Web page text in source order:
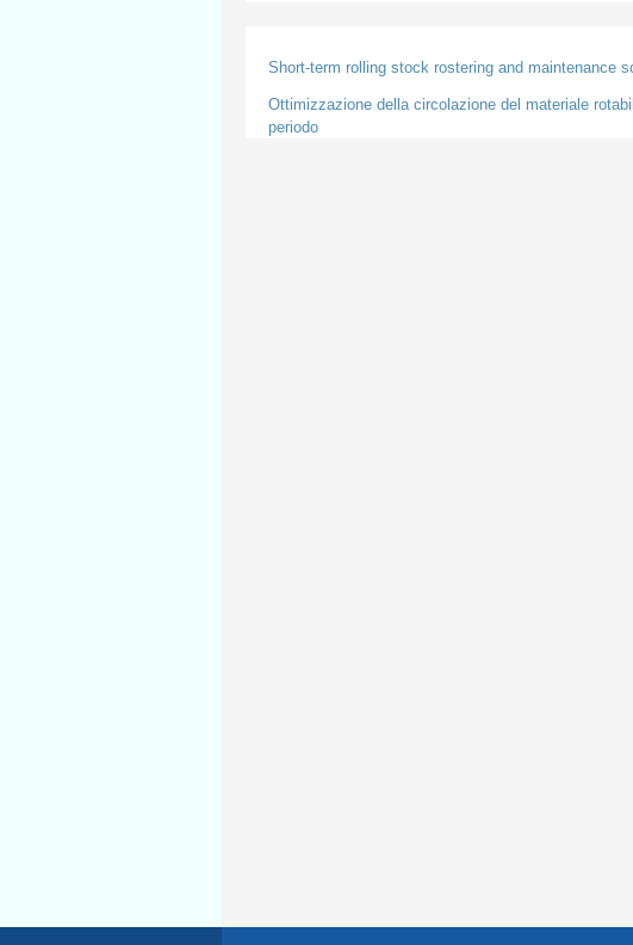
Short-term rolling stock rostering and maintenance
Ottimizzazione della circolazione del materiale
periodo